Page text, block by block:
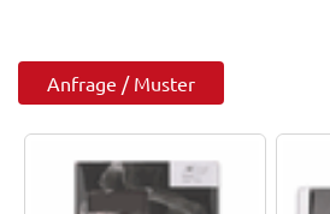
Anfrage / Muster